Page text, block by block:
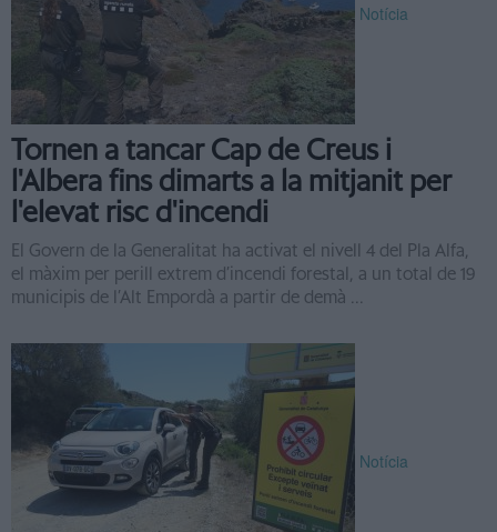
Notícia
Tornen a tancar Cap de Creus i
l'Albera fins dimarts a la mitjanit per
l'elevat risc d'incendi
El Govern de la Generalitat ha activat el nivell 4 del Pla Alfa,
el màxim per perill extrem d’incendi forestal, a un total de 19
municipis de l’Alt Empordà a partir de demà ...
Notícia